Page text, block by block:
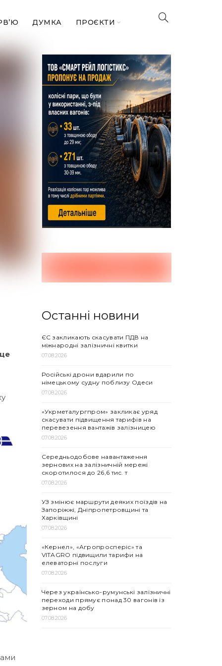
ДУМКА ПРОЄКТИ
Останні новини
ЄС закликають скасувати ПДВ на
міжнародні залізничні квитки
07.08.2026
Російські дрони вдарили по
німецькому судну поблизу Одеси
07.08.2026
«Укрметалургпром» закликає уряд
скасувати підвищення тарифів на
перевезення вантажів залізницею
07.08.2026
Середньодобове навантаження
зернових на залізничній мережі
скоротилося до 26,6 тис. т
07.08.2026
УЗ змінює маршрути деяких поїздів на
Запоріжжі, Дніпропетровщині та
Харківщині
07.08.2026
«Кернел», «Агропросперіс» та
VITAGRO підвищили тарифи на
елеваторні послуги
07.08.2026
Через українсько-румунські залізничні
переходи прямує понад 30 вагонів із
зерном на добу
07.08.2026